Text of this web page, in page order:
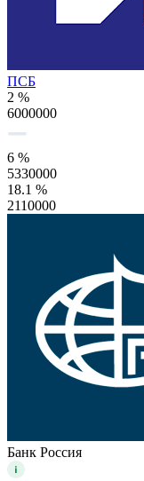
ПСБ
2 %
6000000
6 %
5330000
18.1 %
2110000
Банк Россия